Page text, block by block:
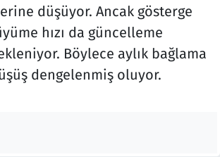
düşüyor. Ancak gösterge
hızı da güncelleme
Böylece aylık bağlama
dengelenmiş oluyor.